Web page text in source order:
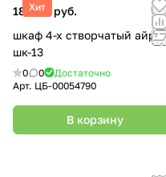
Хит
18 990 руб.
шкаф 4-х створчатый
шк-13
0 0
Достаточно
Арт. ЦБ-00054790
В корзину